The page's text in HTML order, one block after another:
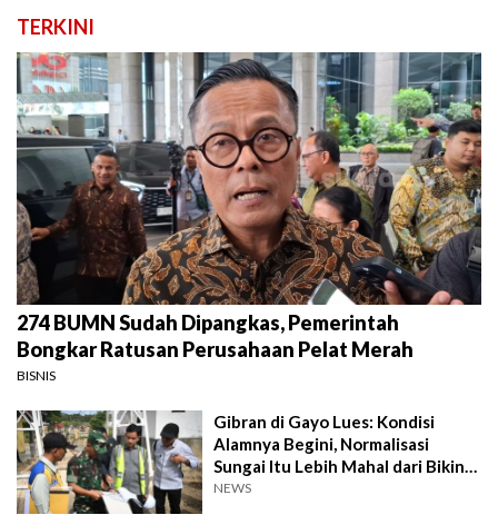
TERKINI
274 BUMN Sudah Dipangkas, Pemerintah
Bongkar Ratusan Perusahaan Pelat Merah
BISNIS
Gibran di Gayo Lues: Kondisi
Alamnya Begini, Normalisasi
Sungai Itu Lebih Mahal dari Bikin
Jembatan
NEWS